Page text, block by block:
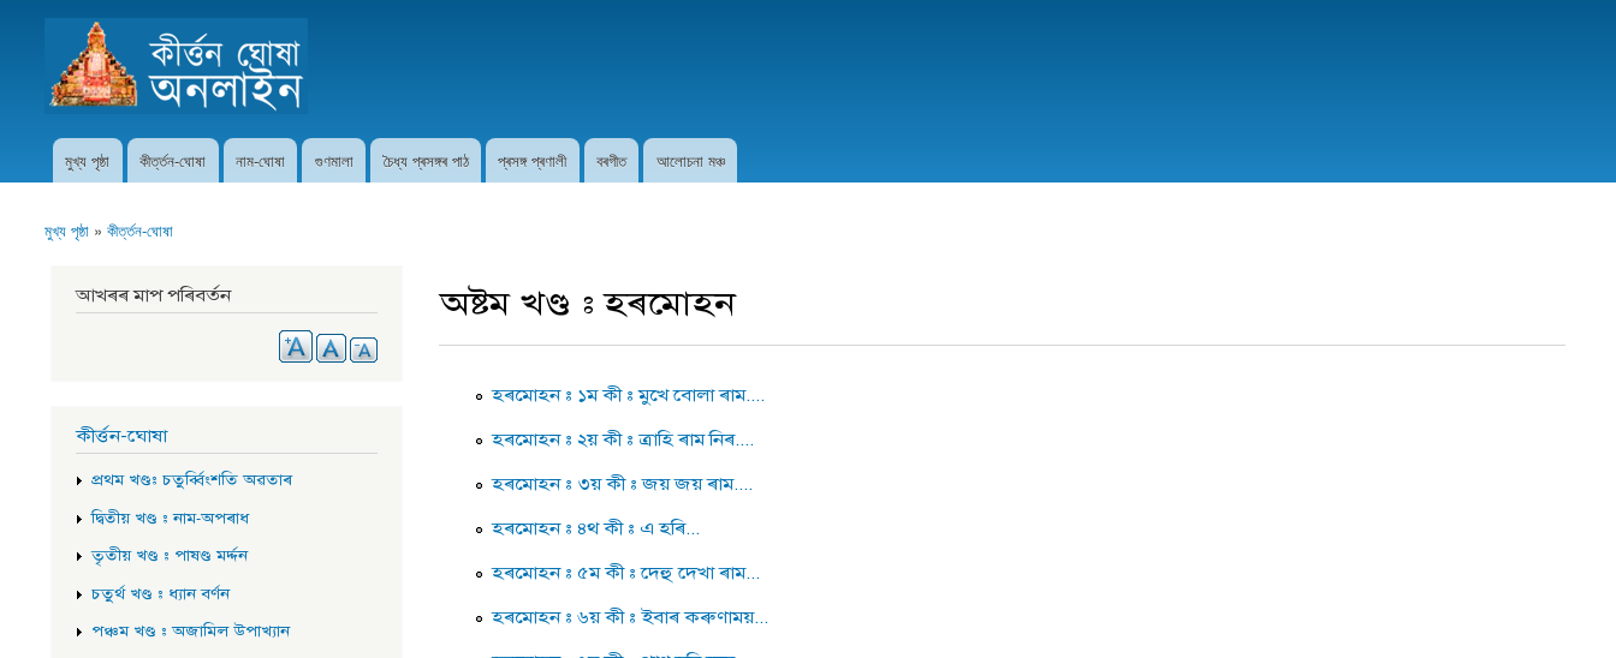
কীৰ্ত্তন ঘোষা অনলাইন
Main menu
মুখ্য পৃষ্ঠা কীৰ্ত্তন-ঘোষা নাম-ঘোষা গুণমালা চৈধ্য প্ৰসঙ্গৰ পাঠ প্ৰসঙ্গ প্ৰণালী বৰগীত আলোচনা মঞ্চ
You are here
মুখ্য পৃষ্ঠা » কীৰ্ত্তন-ঘোষা
অষ্টম খণ্ড : হৰমোহন
হৰমোহন : ১ম কী : মুখে বোলা ৰাম....
হৰমোহন : ২য় কী : ত্ৰাহি ৰাম নিৰ....
হৰমোহন : ৩য় কী : জয় জয় ৰাম....
হৰমোহন : ৪থ কী : এ হৰি...
হৰমোহন : ৫ম কী : দেহু দেখা ৰাম...
হৰমোহন : ৬য় কী : ইবাৰ কৰুণাময়...
আখৰৰ মাপ পৰিবৰ্তন
কীৰ্ত্তন-ঘোষা
প্ৰথম খণ্ড: চতুৰ্ব্বিংশতি অৱতাৰ
দ্বিতীয় খণ্ড : নাম-অপৰাধ
তৃতীয় খণ্ড : পাষণ্ড মৰ্দ্দন
চতুৰ্থ খণ্ড : ধ্যান বৰ্ণন
পঞ্চম খণ্ড : অজামিল উপাখ্যান